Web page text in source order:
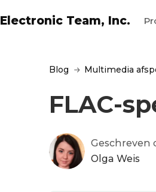
Electronic Team, Inc.
Blog Multimedia
FLAC-
Geschreven
Olga Weis